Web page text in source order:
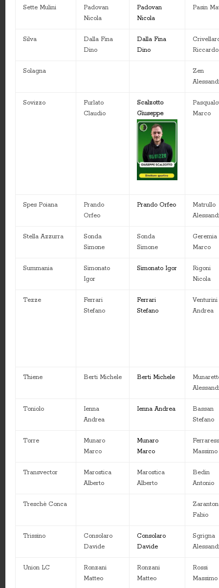
Sette Mulini
Padovan
Nicola
Padovan
Nicola
Pasin
Silva
Dalla Fina
Dino
Dalla Fina
Dino
Riccardo
Solagna
Zen
Sovizzo
Furlato
Claudio
Scalzotto
Giuseppe
Marco
Spes Poiana
Prando
Orfeo
Prando Orfeo
Matrullo
Stella Azzurra
Sonda
Simone
Sonda
Simone
Geremia
Marco
Summania
Simonato
Igor
Simonato Igor
Rigoni
Nicola
Tezze
Ferrari
Stefano
Ferrari
Stefano
Venturini
Andrea
Thiene Berti Michele Berti Michele
Toniolo
Ienna
Andrea
Ienna Andrea
Bassan
Stefano
Torre
Munaro
Marco
Munaro
Marco
Massimo
Transvector
Marostica
Alberto
Marostica
Alberto
Bedin
Antonio
Treschè Conca
Fabio
Trissino
Consolaro
Davide
Consolaro
Davide
Sgrigna
Union LC
Ronzani
Matteo
Ronzani
Matteo
Rossi
Massimo